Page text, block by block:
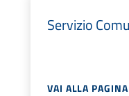
Servizio
VAI ALLA PAGINA